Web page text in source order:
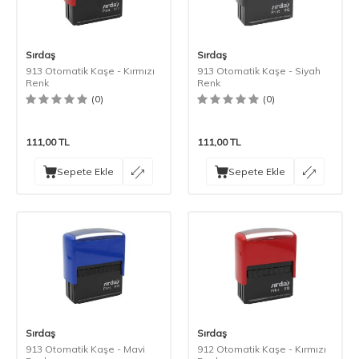
Sırdaş
913 Otomatik Kaşe - Kırmızı
Renk
(0)
111,00TL
Sepete Ekle
Sırdaş
913 Otomatik Kaşe - Siyah
Renk
(0)
111,00TL
Sepete Ekle
Sırdaş
913 Otomatik Kaşe - Mavi
Sırdaş
912 Otomatik Kaşe - Kırmızı